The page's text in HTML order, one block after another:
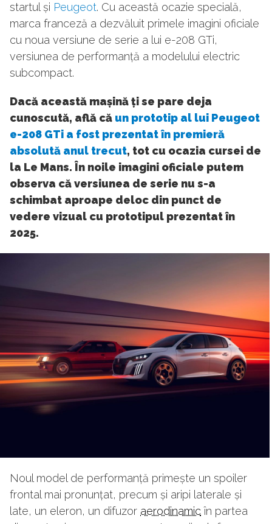
startul și Peugeot. Cu această ocazie specială,
marca franceză a dezvăluit primele imagini oficiale
cu noua versiune de serie a lui e-208 GTi,
versiunea de performanță a modelului electric
subcompact.
Dacă această mașină ți se pare deja
cunoscută, află că un prototip al lui Peugeot
e-208 GTi a fost prezentat în premieră
absolută anul trecut, tot cu ocazia cursei de
la Le Mans. În noile imagini oficiale putem
observa că versiunea de serie nu s-a
schimbat aproape deloc din punct de
vedere vizual cu prototipul prezentat în
2025.
Noul model de performanță primește un spoiler
frontal mai pronunțat, precum și aripi laterale și
late, un eleron, un difuzor aerodinamicîn partea